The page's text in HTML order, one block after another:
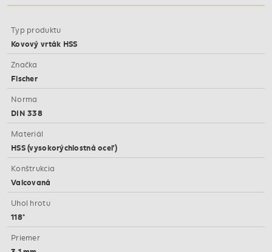
Typ produktu
Kovový vrták HSS
Značka
Fischer
Norma
DIN 338
Materiál
HSS (vysokorýchlostná oceľ)
Konštrukcia
Valcovaná
Uhol hrotu
118°
Priemer